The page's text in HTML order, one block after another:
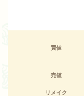
買値
売値
リメイク